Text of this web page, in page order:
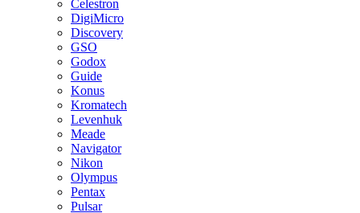
Celestron
DigiMicro
Discovery
GSO
Godox
Guide
Konus
Kromatech
Levenhuk
Meade
Navigator
Nikon
Olympus
Pentax
Pulsar